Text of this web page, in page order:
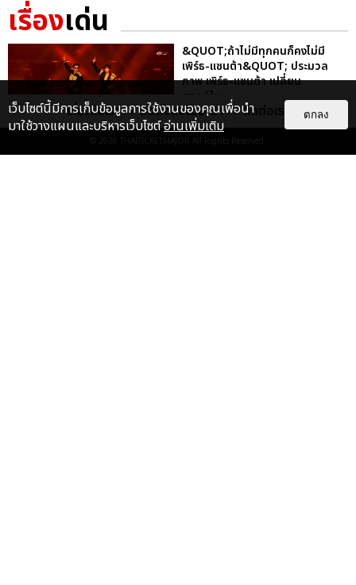
เรื่องเด่น
&QUOT;ถ้าไม่มีทุกคนก็คงไม่มี
เพิร์ธ-แซนต้า&QUOT; ประมวล
ภาพ เพิร์ธ-แซนต้า เปลี่ยน
ฮอลล์ให...
EXCLUSIVE : 34
เกี่ยวกับเรา ติดต่อลงโฆษณา ติดต่อเรา
© 2026 THAITICKETMAJOR All Rights Reserved.
เว็บไซต์นี้มีการเก็บข้อมูลการใช้งานของคุณเพื่อนำ
มาใช้วางแผนและบริหารเว็บไซต์อ่านเพิ่มเติม
ตกลง